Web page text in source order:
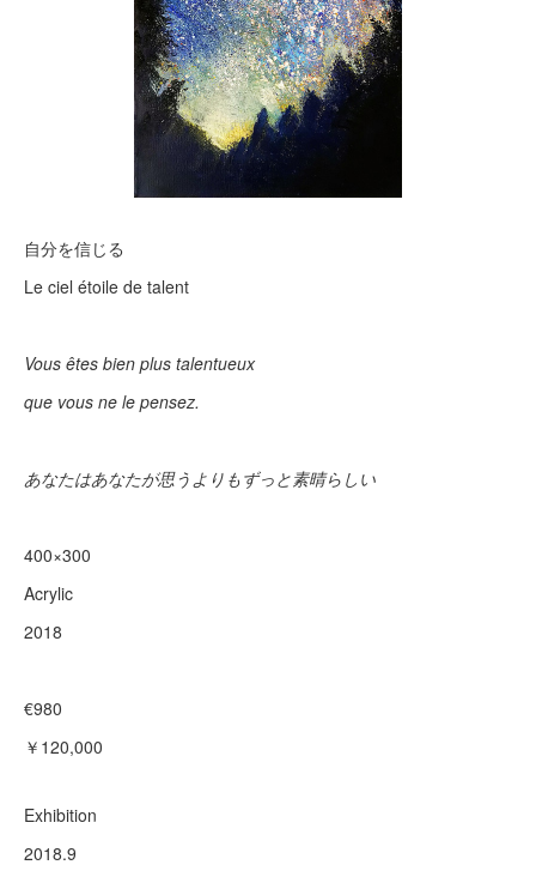
自分を信じる
Le ciel étoile de talent
Vous êtes bien plus talentueux
que vous ne le pensez.
あなたはあなたが思うよりもずっと素晴らしい
400×300
Acrylic
2018
€980
￥120,000
Exhibition
2018.9